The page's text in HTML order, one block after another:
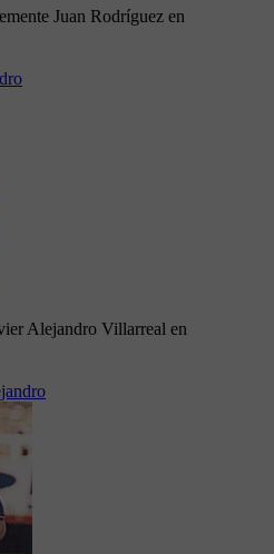
Juan Rodríguez en
Alejandro Villarreal en